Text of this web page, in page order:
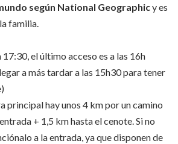
según National Geographicy es
familia.
el último acceso es a las 16h
a más tardar a las 15h30 para tener
principal hay unos 4 km por un camino
+ 1,5 km hasta el cenote. Si no
a la entrada, ya que disponen de